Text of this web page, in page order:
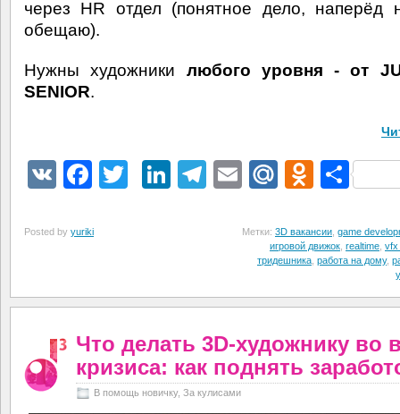
через HR отдел (понятное дело, наперёд
обещаю).
Нужны художники любого уровня - от
SENIOR.
VK Facebook
TwitterLinkedIn
Telegram
EmailMail.Ru
Posted by yuriki Метки: 3D вакансии game
игровой движок realtime vfx
тридешника работа на дому,
Что делать 3D-художнику во
кризиса: как поднять
В помощь новичку, За кулисами